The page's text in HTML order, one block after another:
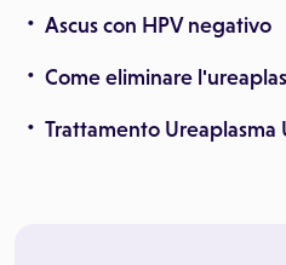
Ascus con HPV negativo
Come eliminare
Trattamento Ureaplasma